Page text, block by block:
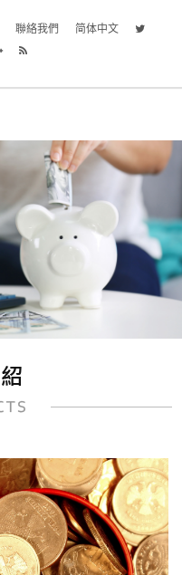
聯絡我們 简体中文